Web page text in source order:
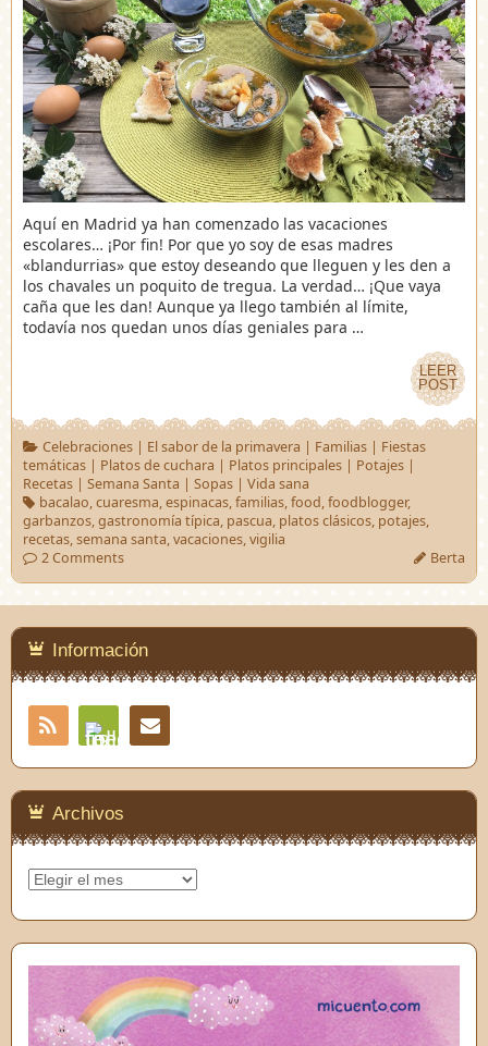
Aquí en Madrid ya han comenzado las vacaciones
escolares… ¡Por fin! Por que yo soy de esas madres
«blandurrias» que estoy deseando que lleguen y les den a
los chavales un poquito de tregua. La verdad… ¡Que vaya
caña que les dan! Aunque ya llego también al límite,
todavía nos quedan unos días geniales para …
LEER
POST
LEER
POST
Celebraciones| El sabor de la primavera | Familias| Fiestas
temáticas | Platos de cuchara | Platos principales | Potajes |
Recetas | Semana Santa | Sopas | Vida sana
bacalao,cuaresma,espinacas,familias,food,foodblogger,
garbanzos,gastronomía típica, pascua, platos clásicos, potajes,
recetas,semana santa,vacaciones,vigilia
2 Comments
Berta
Información
RSS
Feedly
Archivos
Archivos